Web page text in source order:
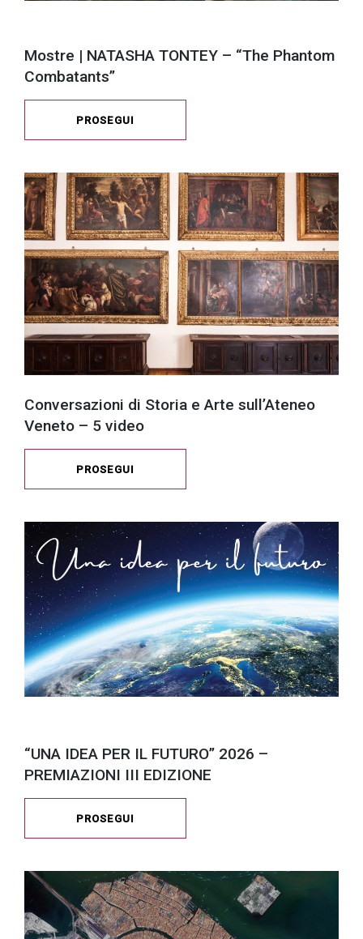
Mostre | NATASHA TONTEY – “The Phantom
Combatants”
PROSEGUI
Conversazioni di Storia e Arte sull’Ateneo
Veneto – 5 video
PROSEGUI
“UNA IDEA PER IL FUTURO” 2026 –
PREMIAZIONI III EDIZIONE
PROSEGUI